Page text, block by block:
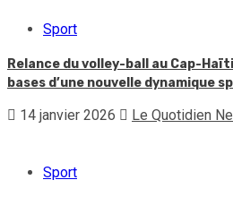
Sport
Relance du volley-ball au Cap-
bases d’une nouvelle dynamique
14 janvier 2026 Le Quotidien
Sport